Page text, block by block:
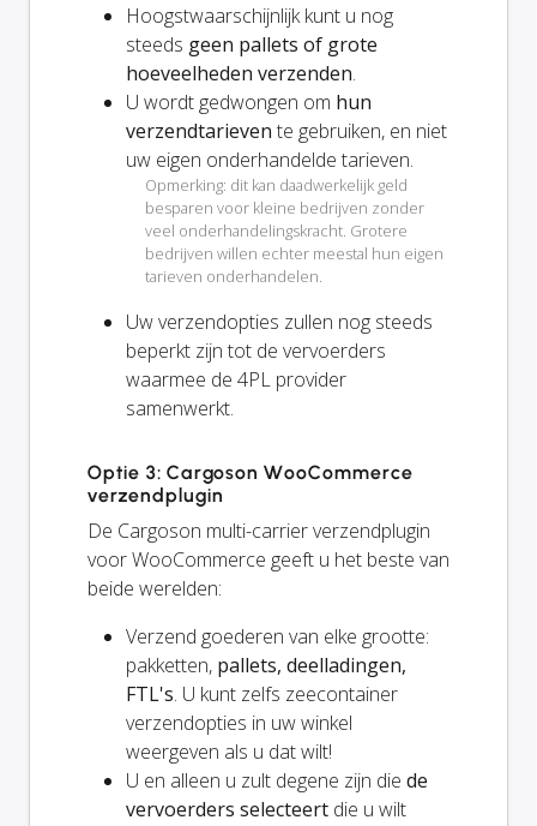
Hoogstwaarschijnlijk kunt u nog
steeds geen pallets of grote
hoeveelheden verzenden.
U wordt gedwongen om hun
verzendtarieven te gebruiken, en niet
uw eigen onderhandelde tarieven.
Opmerking: dit kan daadwerkelijk geld
besparen voor kleine bedrijven zonder
veel onderhandelingskracht. Grotere
bedrijven willen echter meestal hun eigen
tarieven onderhandelen.
Uw verzendopties zullen nog steeds
beperkt zijn tot de vervoerders
waarmee de 4PL provider
samenwerkt.
Optie 3: Cargoson WooCommerce
verzendplugin
De Cargoson multi-carrier verzendplugin
voor WooCommerce geeft u het beste van
beide werelden:
Verzend goederen van elke grootte:
pakketten, pallets, deelladingen,
FTL's. U kunt zelfs zeecontainer
verzendopties in uw winkel
weergeven als u dat wilt!
U en alleen u zult degene zijn die de
vervoerders selecteert die u wilt